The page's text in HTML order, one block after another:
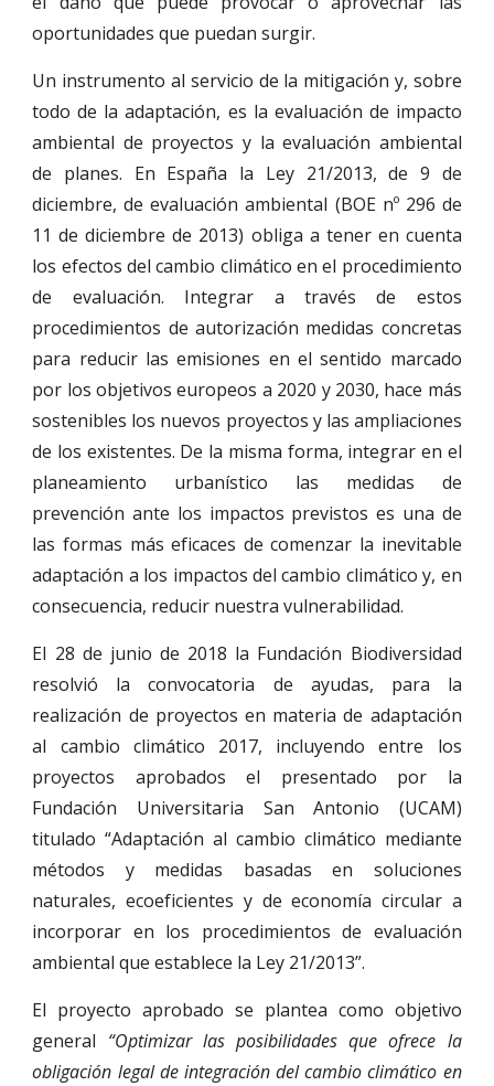
oportunidades que puedan surgir.
Un instrumento al servicio de la mitigación y, sobre
todo de la adaptación, es la evaluación de impacto
ambiental de proyectos y la evaluación ambiental
de planes. En España la Ley 21/2013, de 9 de
diciembre, de evaluación ambiental (BOE nº 296 de
11 de diciembre de 2013) obliga a tener en cuenta
los efectos del cambio climático en el procedimiento
de evaluación. Integrar a través de estos
procedimientos de autorización medidas concretas
para reducir las emisiones en el sentido marcado
por los objetivos europeos a 2020 y 2030, hace más
sostenibles los nuevos proyectos y las ampliaciones
de los existentes. De la misma forma, integrar en el
planeamiento urbanístico las medidas de
prevención ante los impactos previstos es una de
las formas más eficaces de comenzar la inevitable
adaptación a los impactos del cambio climático y, en
consecuencia, reducir nuestra vulnerabilidad.
El 28 de junio de 2018 la Fundación Biodiversidad
resolvió la convocatoria de ayudas, para la
realización de proyectos en materia de adaptación
al cambio climático 2017, incluyendo entre los
proyectos aprobados el presentado por la
Fundación Universitaria San Antonio (UCAM)
titulado “Adaptación al cambio climático mediante
métodos y medidas basadas en soluciones
naturales, ecoeficientes y de economía circular a
incorporar en los procedimientos de evaluación
ambiental que establece la Ley 21/2013”.
El proyecto aprobado se plantea como objetivo
general “Optimizar las posibilidades que ofrece la
obligación legal de integración del cambio climático en